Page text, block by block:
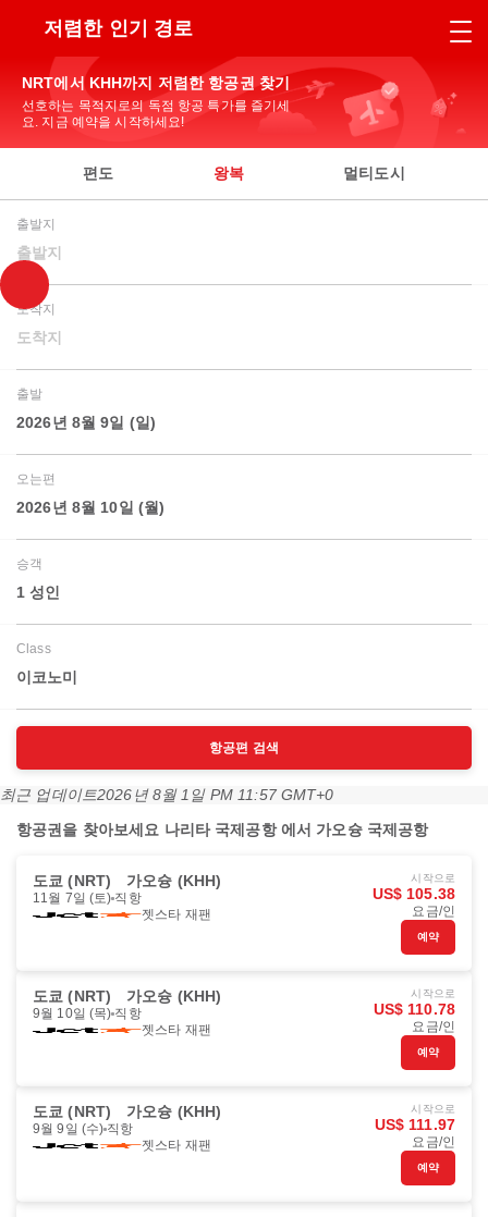
저렴한 인기 경로
NRT에서 KHH까지 저렴한 항공권 찾기
선호하는 목적지로의 독점 항공 특가를 즐기세
요. 지금 예약을 시작하세요!
편도 왕복 멀티도시
출발지
출발지
도착지
도착지
출발
2026년 8월 9일 (일)
오는편
2026년 8월 10일 (월)
승객
1 성인
Class
이코노미
항공편 검색
최근 업데이트2026년 8월 1일 PM 11:57 GMT+0
항공권을 찾아보세요 나리타 국제공항 에서 가오슝 국제공항
도쿄 (NRT) 가오슝 (KHH)
11월 7일 (토) 직항
젯스타 재팬
시작으로
US$ 105.38
요금/인
예약
도쿄 (NRT) 가오슝 (KHH)
9월 10일 (목) 직항
젯스타 재팬
시작으로
US$ 110.78
요금/인
예약
도쿄 (NRT) 가오슝 (KHH)
9월 9일 (수) 직항
젯스타 재팬
시작으로
US$ 111.97
요금/인
예약